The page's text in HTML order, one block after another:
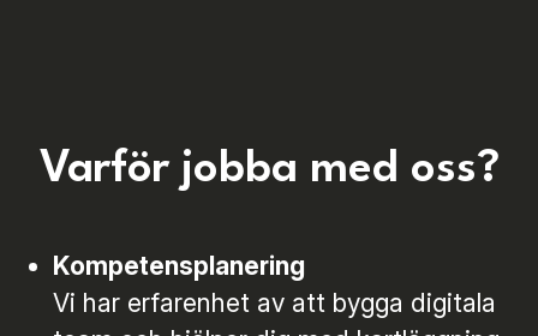
Varför jobba med oss?
Kompetensplanering
Vi har erfarenhet av att bygga digitala